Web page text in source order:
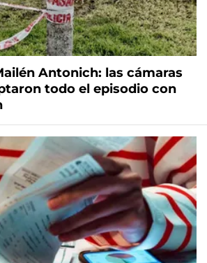
Antonich: las cámaras
todo el episodio con